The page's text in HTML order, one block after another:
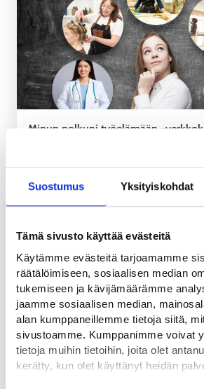
Suostumus Yksityiskohdat
Tämä sivusto käyttää evästeitä
Käytämme evästeitä tarjoamamme
räätälöimiseen, sosiaalisen median
tukemiseen ja kävijämäärämme
jaamme sosiaalisen median,
alan kumppaneillemme tietoja siitä,
sivustoamme. Kumppanimme voivat
tietoja muihin tietoihin, joita olet
kerätty, kun olet käyttänyt heidän
Minun polkuni työelämään -
17.9.2026 12.00-15.00
Uskaltasko yrittää? -verkkotilaisuus